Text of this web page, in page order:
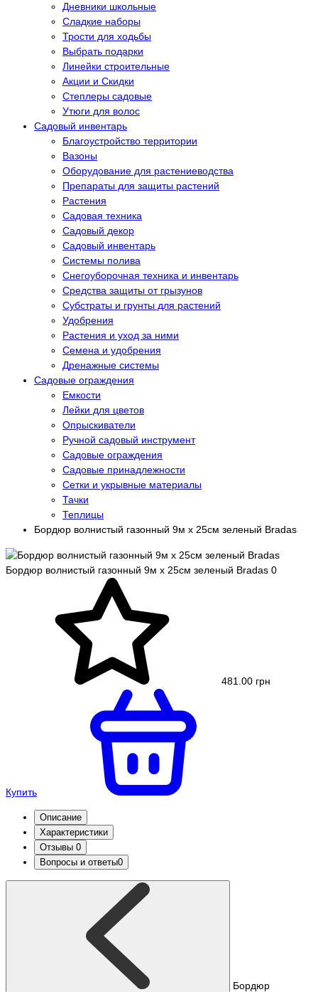
Дневники школьные
Сладкие наборы
Трости для ходьбы
Выбрать подарки
Линейки строительные
Акции и Скидки
Степлеры садовые
Утюги для волос
Садовый инвентарь
Благоустройство территории
Вазоны
Оборудование для растениеводства
Препараты для защиты растений
Растения
Садовая техника
Садовый декор
Садовый инвентарь
Системы полива
Снегоуборочная техника и инвентарь
Средства защиты от грызунов
Субстраты и грунты для растений
Удобрения
Растения и уход за ними
Семена и удобрения
Дренажные системы
Садовые ограждения
Емкости
Лейки для цветов
Опрыскиватели
Ручной садовый инструмент
Садовые ограждения
Садовые принадлежности
Сетки и укрывные материалы
Тачки
Теплицы
Бордюр волнистый газонный 9м х 25см зеленый Bradas
Бордюр волнистый газонный 9м х 25см зеленый Bradas 0
481.00 грн
Купить
Описание
Характеристики
Отзывы 0
Вопросы и ответы0
Бордюр